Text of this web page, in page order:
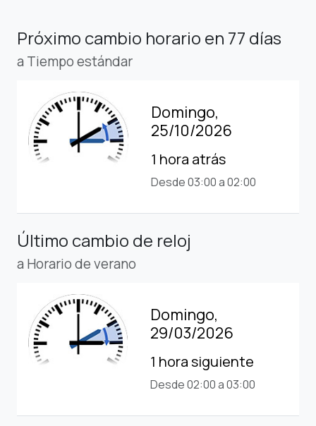
Próximo cambio horario en 77 días
a Tiempo estándar
Domingo,
25/10/2026
1 hora atrás
Desde 03:00 a 02:00
Último cambio de reloj
a Horario de verano
Domingo,
29/03/2026
1 hora siguiente
Desde 02:00 a 03:00